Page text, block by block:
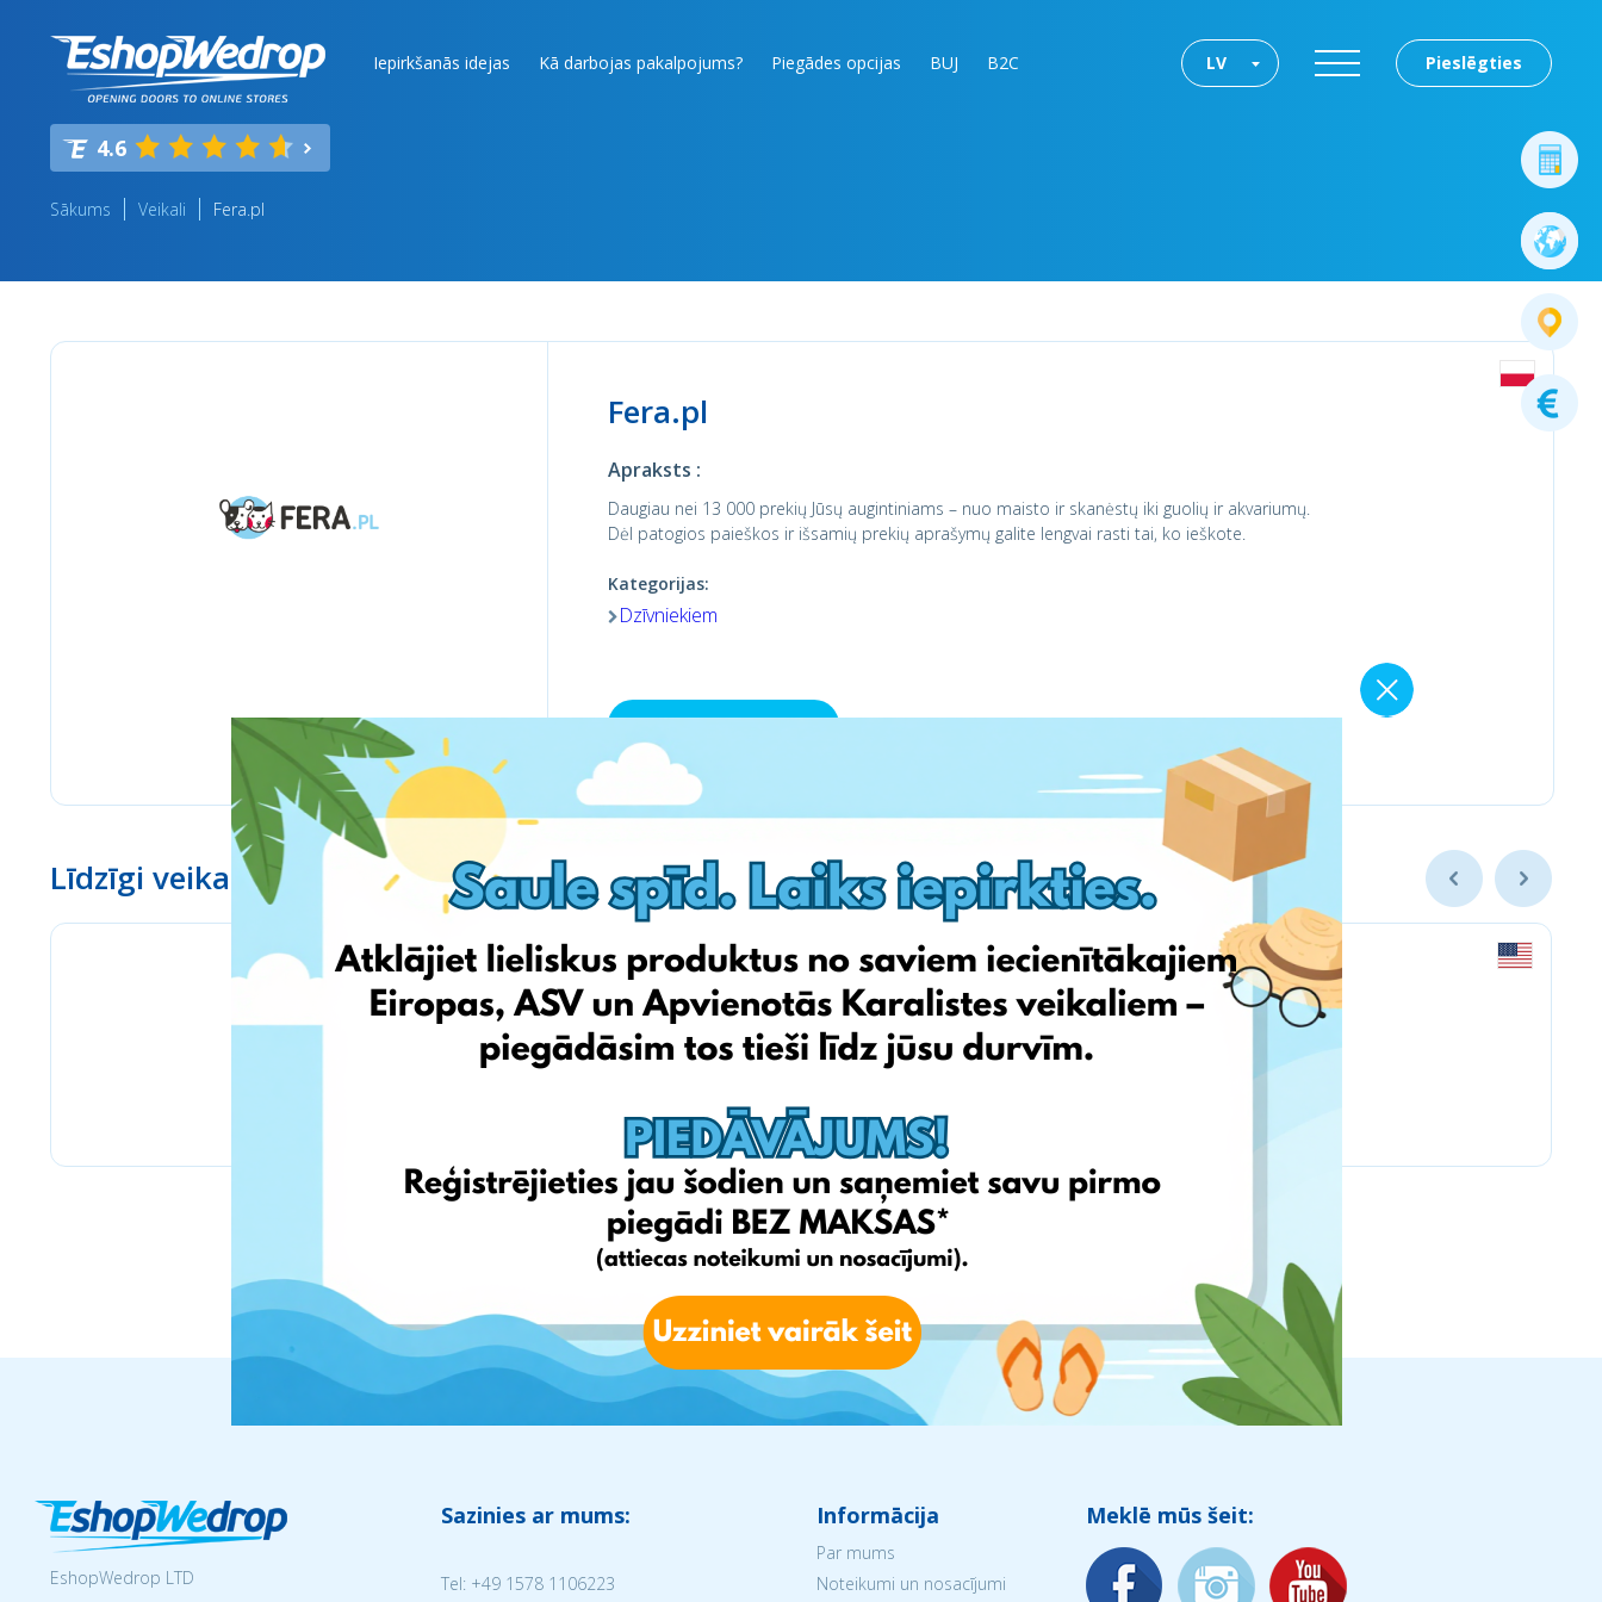
Iepirkšanās idejas Kā darbojas pakalpojums? Piegādes opcijas BUJ B2C Pieslēgties
LV
4.6
Sākums Veikali Fera.pl
Fera.pl
Apraksts :
Daugiau nei 13 000 prekių Jūsų augintiniams – nuo maisto ir skanėstų iki guolių ir akvariumų.
Dėl patogios paieškos ir išsamių prekių aprašymų galite lengvai rasti tai, ko ieškote.
Kategorijas:
Dzīvniekiem
Līdzīgi veikali
EshopWedrop LTD
Sazinies ar mums:
Tel: +49 1578 1106223
Informācija
Par mums
Noteikumi un nosacījumi
Meklē mūs šeit: